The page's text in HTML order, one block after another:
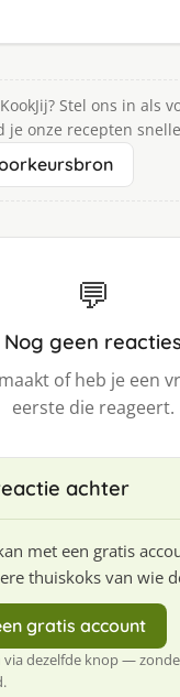
Stel ons in als
je onze recepten
💬
Nog geen reacties
of heb je een
eerste die reageert.
achter
met een gratis
thuiskoks van wie
gratis account
via dezelfde knop —